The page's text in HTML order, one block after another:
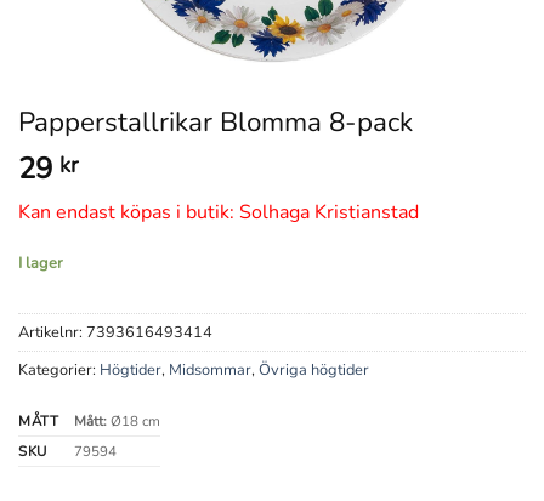
Papperstallrikar Blomma 8-pack
29 kr
Kan endast köpas i butik: Solhaga Kristianstad
I lager
Artikelnr: 7393616493414
Kategorier: Högtider, Midsommar,Övriga högtider
MÅTT Mått:Ø18 cm
SKU
79594